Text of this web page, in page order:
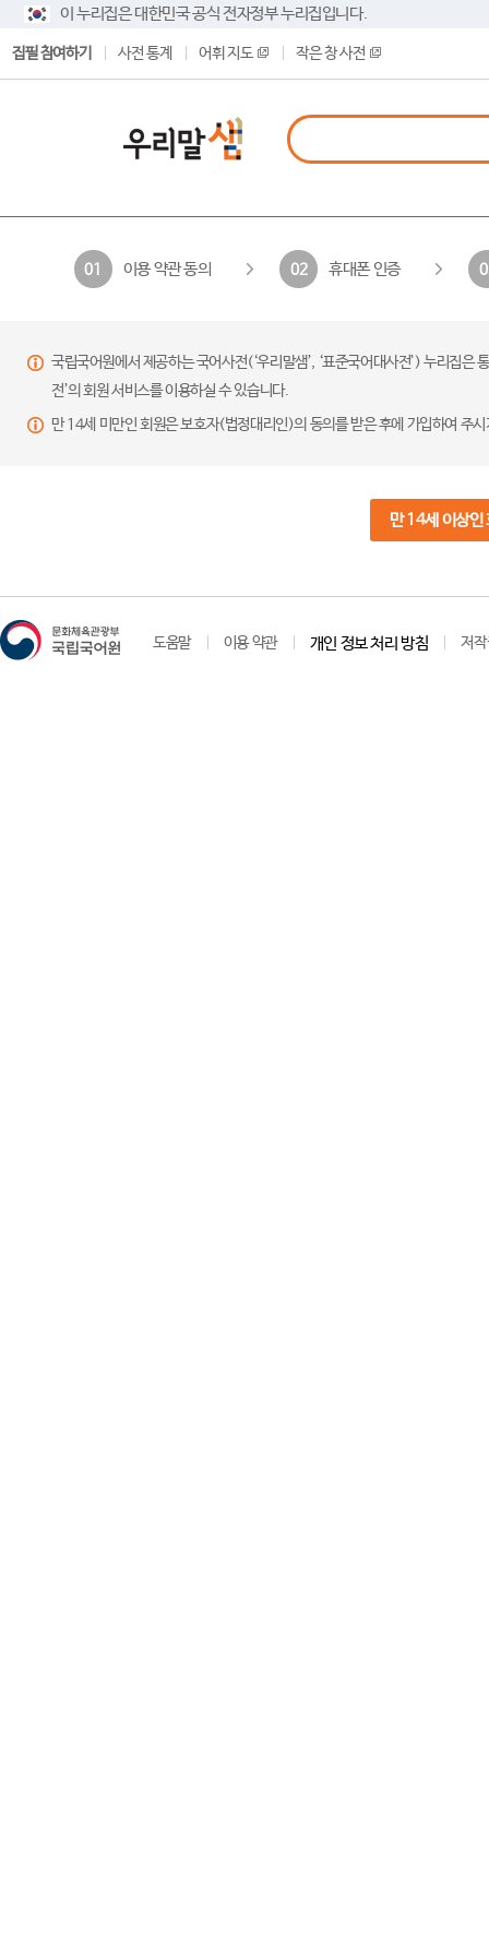
이 누리집은 대한민국 공식 전자정부 누리집입니다.
집필 참여하기 사전 통계 어휘 지도 작은 창 사전
01 이용 약관 동의 02 휴대폰 인증
국립국어원에서 제공하는 국어사전(‘우리말샘’, ‘표준국어대사전’) 누리집
전’의 회원 서비스를 이용하실 수 있습니다.
만 14세 미만인 회원은 보호자(법정대리인)의 동의를 받은 후에 가입하여 주
만 14세 이상인
도움말 이용 약관 개인 정보 처리 방침 저